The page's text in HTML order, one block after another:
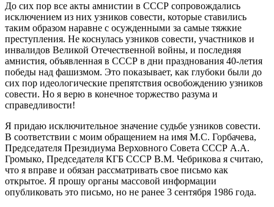
До сих пор все акты амнистии в СССР сопровождались
исключением из них узников совести, которые ставились
таким образом наравне с осужденными за самые тяжкие
преступления. Не коснулась узников совести, участников и
инвалидов Великой Отечественной войны, и последняя
амнистия, объявленная в СССР в дни празднования 40-летия
победы над фашизмом. Это показывает, как глубоки были до
сих пор идеологические препятствия освобождению узников
совести. Но я верю в конечное торжество разума и
справедливости!
Я придаю исключительное значение судьбе узников совести.
В соответствии с моим обращением на имя М.С. Горбачева,
Председателя Президиума Верховного Совета СССР А.А.
Громыко, Председателя КГБ СССР В.М. Чебрикова я считаю,
что я вправе и обязан рассматривать свое письмо как
открытое. Я прошу органы массовой информации
опубликовать это письмо, но не ранее 3 сентября 1986 года.